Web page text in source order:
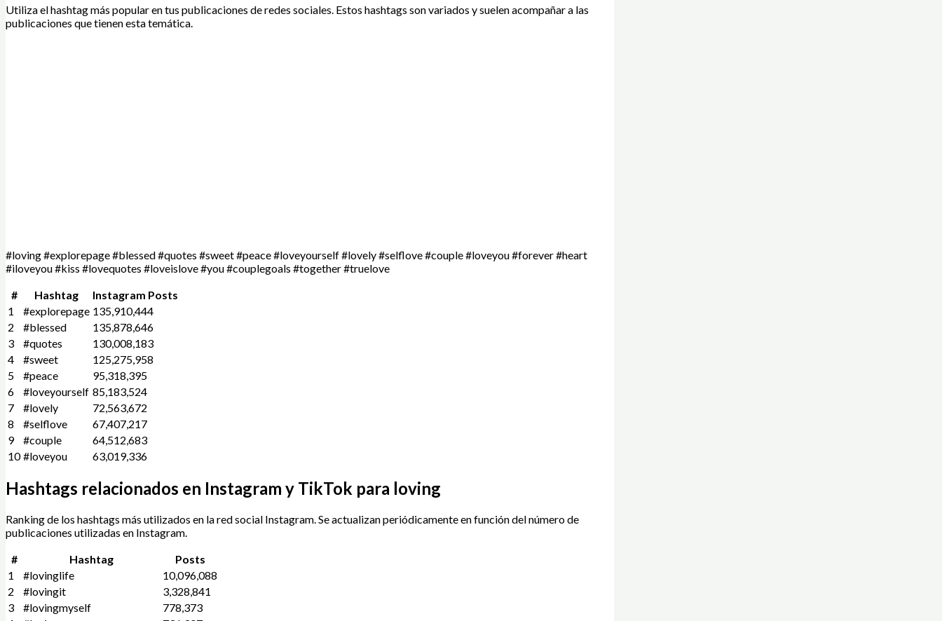
Utiliza el hashtag más popular en tus publicaciones de redes sociales. Estos hashtags son variados y suelen acompañar a las
publicaciones que tienen esta temática.
#loving #explorepage #blessed #quotes #sweet #peace #loveyourself #lovely #selflove #couple #loveyou #forever #heart
#iloveyou #kiss #lovequotes #loveislove #you #couplegoals #together #truelove
#
Hashtag
Instagram Posts
1
#explorepage 135,910,444
2
#blessed
135,878,646
3
#quotes
130,008,183
4
#sweet
125,275,958
5
#peace
95,318,395
6
#loveyourself 85,183,524
7
#lovely
72,563,672
8
#selflove
67,407,217
9
#couple
64,512,683
10 #loveyou 63,019,336
Hashtags relacionados en Instagram y TikTok para loving
Ranking de los hashtags más utilizados en la red social Instagram. Se actualizan periódicamente en función del número de
publicaciones utilizadas en Instagram.
#
Hashtag
Posts
1
#lovinglife
10,096,088
2
#lovingit
3,328,841
3
#lovingmyself
778,373